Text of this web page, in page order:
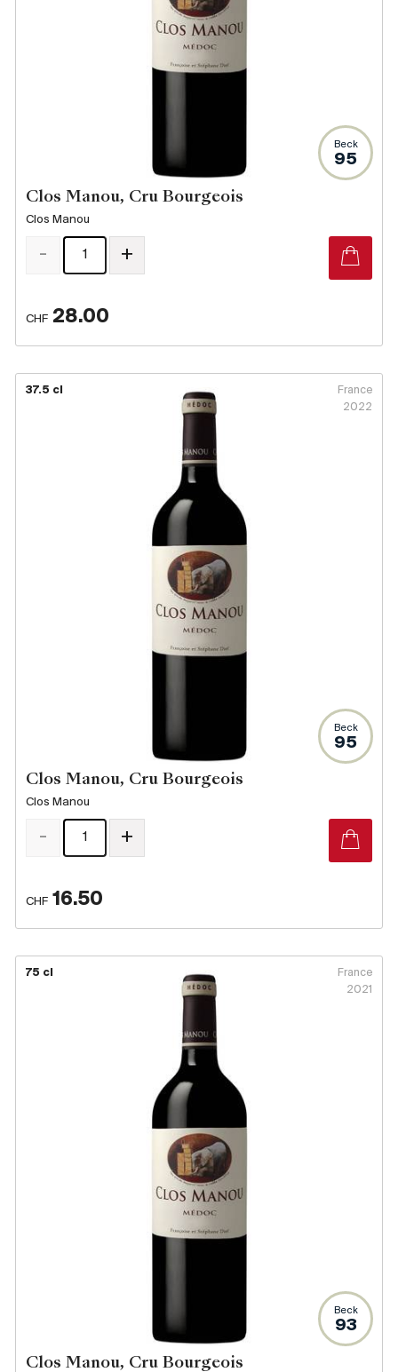
Beck
95
Clos Manou, Cru Bourgeois
Clos Manou
CHF 28.00
- +
37.5 cl
France
2022
Beck
95
Clos Manou, Cru Bourgeois
Clos Manou
CHF 16.50
- +
75 cl
France
2021
Beck
93
Clos Manou, Cru Bourgeois